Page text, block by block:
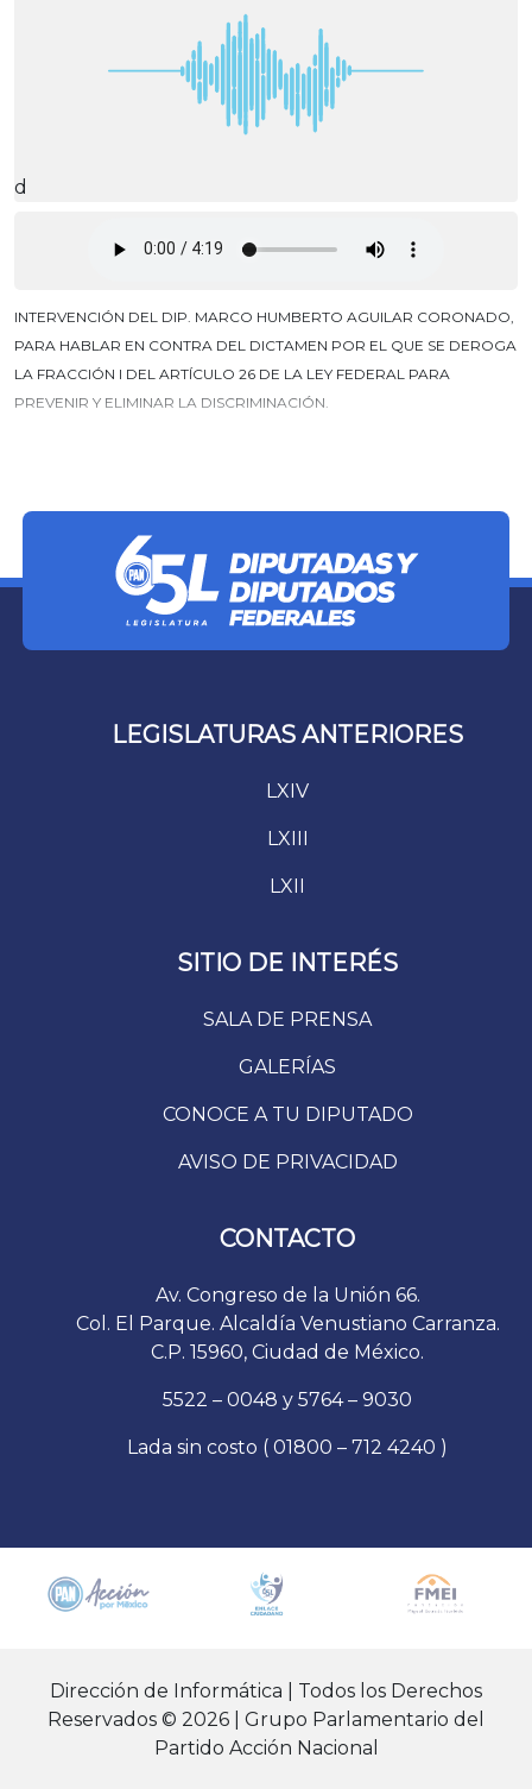
d
INTERVENCIÓN DEL DIP. MARCO HUMBERTO AGUILAR CORONADO,
PARA HABLAR EN CONTRA DEL DICTAMEN POR EL QUE SE DEROGA
LA FRACCIÓN I DEL ARTÍCULO 26 DE LA LEY FEDERAL PARA
PREVENIR Y ELIMINAR LA DISCRIMINACIÓN.
LEGISLATURAS ANTERIORES
LXIV
LXIII
LXII
SITIO DE INTERÉS
SALA DE PRENSA
GALERÍAS
CONOCE A TU DIPUTADO
AVISO DE PRIVACIDAD
CONTACTO
Av. Congreso de la Unión 66.
Col. El Parque. Alcaldía Venustiano Carranza.
C.P. 15960, Ciudad de México.
5522 – 0048 y 5764 – 9030
Lada sin costo ( 01800 – 712 4240 )
Dirección de Informática | Todos los Derechos
Reservados © 2026 | Grupo Parlamentario del
Partido Acción Nacional